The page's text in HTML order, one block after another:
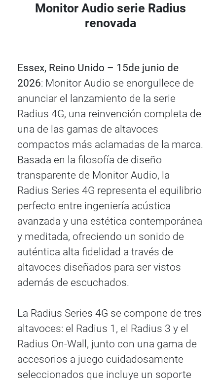
Monitor Audio serie Radius
renovada
Essex, Reino Unido – 15de junio de
2026: Monitor Audio se enorgullece de
anunciar el lanzamiento de la serie
Radius 4G, una reinvención completa de
una de las gamas de altavoces
compactos más aclamadas de la marca.
Basada en la filosofía de diseño
transparente de Monitor Audio, la
Radius Series 4G representa el equilibrio
perfecto entre ingeniería acústica
avanzada y una estética contemporánea
y meditada, ofreciendo un sonido de
auténtica alta fidelidad a través de
altavoces diseñados para ser vistos
además de escuchados.
La Radius Series 4G se compone de tres
altavoces: el Radius 1, el Radius 3 y el
Radius On-Wall, junto con una gama de
accesorios a juego cuidadosamente
seleccionados que incluye un soporte